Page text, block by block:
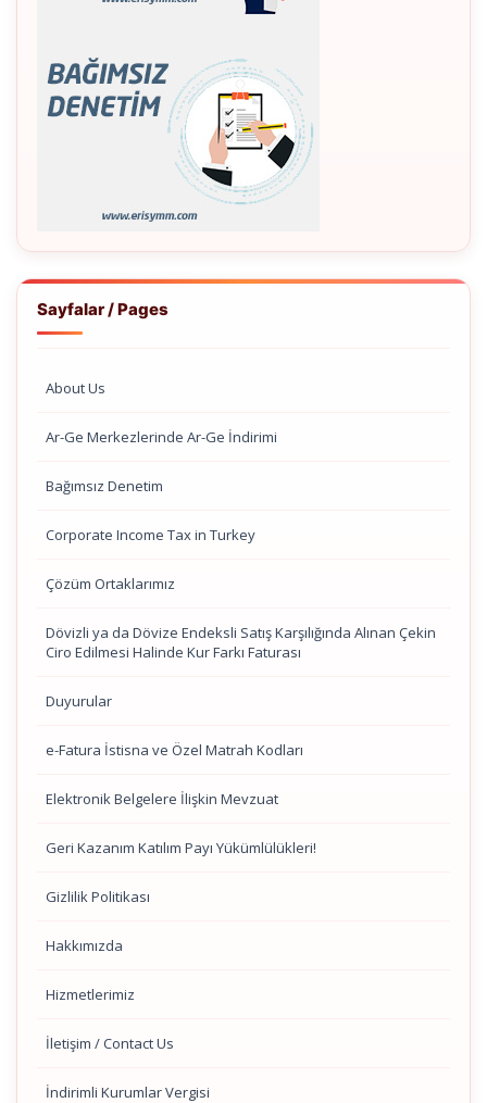
Sayfalar / Pages
About Us
Ar-Ge Merkezlerinde Ar-Ge İndirimi
Bağımsız Denetim
Corporate Income Tax in Turkey
Çözüm Ortaklarımız
Dövizli ya da Dövize Endeksli Satış Karşılığında Alınan Çekin
Ciro Edilmesi Halinde Kur Farkı Faturası
Duyurular
e-Fatura İstisna ve Özel Matrah Kodları
Elektronik Belgelere İlişkin Mevzuat
Geri Kazanım Katılım Payı Yükümlülükleri!
Gizlilik Politikası
Hakkımızda
Hizmetlerimiz
İletişim / Contact Us
İndirimli Kurumlar Vergisi